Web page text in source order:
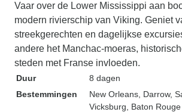
Vaar over de Lower Mississippi aan
modern rivierschip van Viking. Geniet
streekgerechten en dagelijkse
andere het Manchac-moeras,
steden met Franse invloeden.
Duur
8 dagen
Bestemmingen
New Orleans , Darrow,
Vicksburg , Baton Rouge